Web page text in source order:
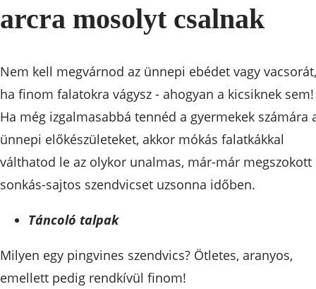
arcra mosolyt csalnak
Nem kell megvárnod az ünnepi ebédet vagy vacsorát,
ha finom falatokra vágysz - ahogyan a kicsiknek sem!
Ha még izgalmasabbá tennéd a gyermekek számára
ünnepi előkészületeket, akkor mókás falatkákkal
válthatod le az olykor unalmas, már-már megszokott
sonkás-sajtos szendvicset uzsonna időben.
Táncoló talpak
Milyen egy pingvines szendvics? Ötletes, aranyos,
emellett pedig rendkívül finom!